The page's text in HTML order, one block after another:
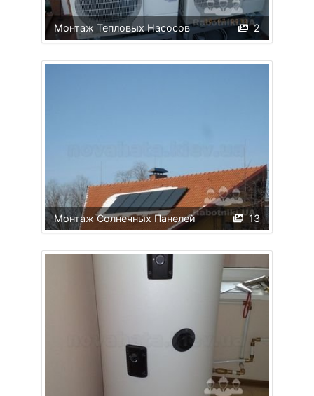
2
Монтаж Тепловых Насосов
13
Монтаж Солнечных Панелей